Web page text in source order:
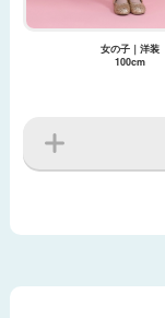
女の子｜洋装
100cm